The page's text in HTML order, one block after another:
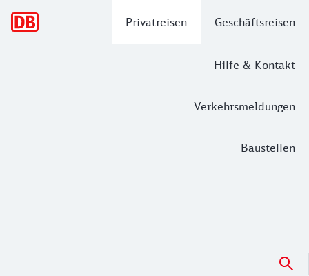
Privatreisen Geschäftsreisen
Hilfe & Kontakt
Verkehrsmeldungen
Baustellen